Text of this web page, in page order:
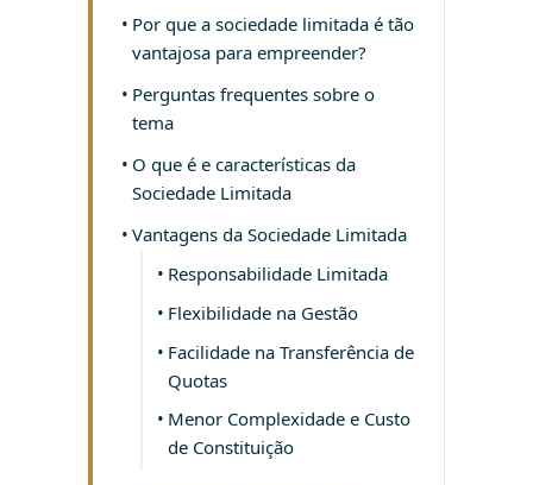
Por que a sociedade limitada é tão
vantajosa para empreender?
Perguntas frequentes sobre o
tema
O que é e características da
Sociedade Limitada
Vantagens da Sociedade Limitada
Responsabilidade Limitada
Flexibilidade na Gestão
Facilidade na Transferência de
Quotas
Menor Complexidade e Custo
de Constituição